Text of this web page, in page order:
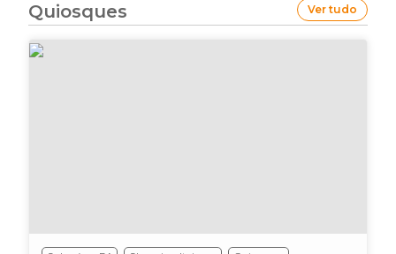
Ver tudo
Quiosques